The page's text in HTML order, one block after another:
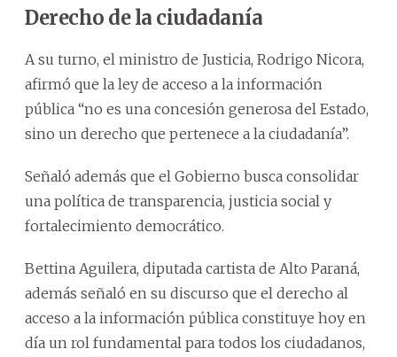
Derecho de la ciudadanía
A su turno, el ministro de Justicia, Rodrigo Nicora,
afirmó que la ley de acceso a la información
pública “no es una concesión generosa del Estado,
sino un derecho que pertenece a la ciudadanía”.
Señaló además que el Gobierno busca consolidar
una política de transparencia, justicia social y
fortalecimiento democrático.
Bettina Aguilera, diputada cartista de Alto Paraná,
además señaló en su discurso que el derecho al
acceso a la información pública constituye hoy en
día un rol fundamental para todos los ciudadanos,